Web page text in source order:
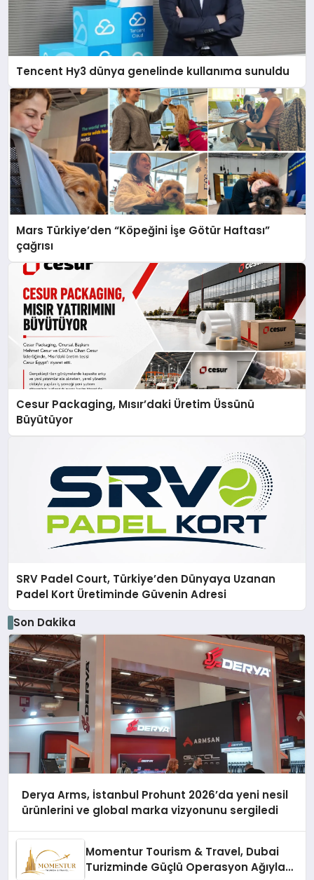
Tencent Hy3 dünya genelinde kullanıma sunuldu
Mars Türkiye’den “Köpeğini İşe Götür Haftası”
çağrısı
Cesur Packaging, Mısır’daki Üretim Üssünü
Büyütüyor
SRV Padel Court, Türkiye’den Dünyaya Uzanan
Padel Kort Üretiminde Güvenin Adresi
Son Dakika
Derya Arms, İstanbul Prohunt 2026’da yeni nesil
ürünlerini ve global marka vizyonunu sergiledi
Momentur Tourism & Travel, Dubai
Turizminde Güçlü Operasyon Ağıyla